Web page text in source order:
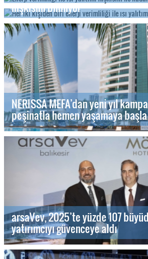
ilişkisini bilmiyor
NERISSA MEFA’dan yeni yıl
peşinatla hemen yaşamaya başla
arsaVev, 2025’te yüzde 107
yatırımcıyı güvenceye aldı